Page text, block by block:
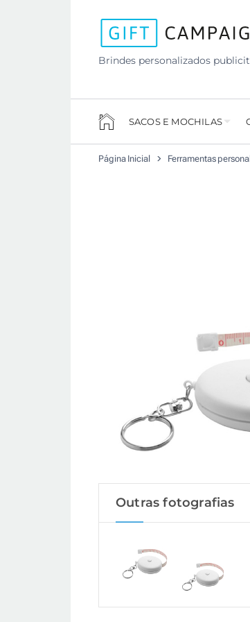
Brindes personalizados
SACOS E MOCHILAS
Página Inicial Ferramentas
Outras fotografias